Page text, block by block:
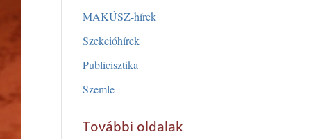
MAKÚSZ-hírek
Szekcióhírek
Publicisztika
Szemle
További oldalak